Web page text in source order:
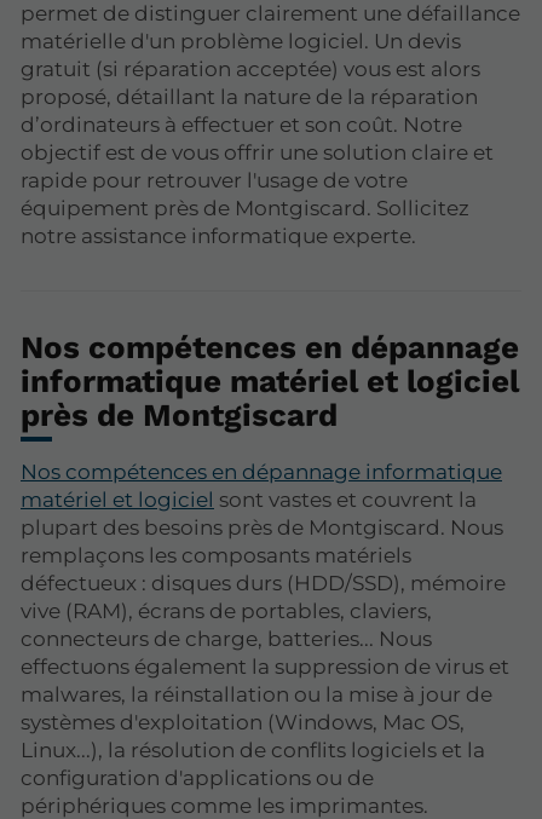
permet de distinguer clairement une défaillance
matérielle d'un problème logiciel. Un devis
gratuit (si réparation acceptée) vous est alors
proposé, détaillant la nature de la réparation
d’ordinateurs à effectuer et son coût. Notre
objectif est de vous offrir une solution claire et
rapide pour retrouver l'usage de votre
équipement près de Montgiscard. Sollicitez
notre assistance informatique experte.
Nos compétences en dépannage
informatique matériel et logiciel
près de Montgiscard
Nos compétences en dépannage informatique
matériel et logiciel sont vastes et couvrent la
plupart des besoins près de Montgiscard. Nous
remplaçons les composants matériels
défectueux : disques durs (HDD/SSD), mémoire
vive (RAM), écrans de portables, claviers,
connecteurs de charge, batteries... Nous
effectuons également la suppression de virus et
malwares, la réinstallation ou la mise à jour de
systèmes d'exploitation (Windows, Mac OS,
Linux...), la résolution de conflits logiciels et la
configuration d'applications ou de
périphériques comme les imprimantes.